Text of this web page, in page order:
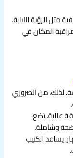
مثل الرؤية الليلية.
المكان في
لذلك، من الضروري
عالية. تضع
وشاملة.
يساعد الكتيب